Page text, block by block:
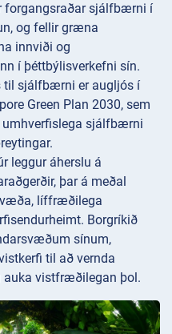
forgangsraðar sjálfbærni í
og fellir græna
innviði og
í þéttbýlisverkefni sín.
til sjálfbærni er augljós í
Green Plan 2030, sem
sjálfbærni
leggur áherslu á
þar á meðal
líffræðilega
Borgríkið
sínum,
til að vernda
vistfræðilegan þol.